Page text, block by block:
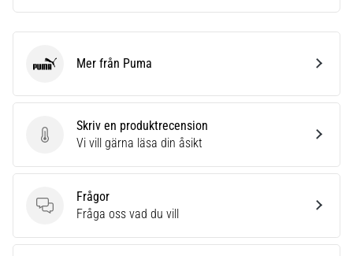
av.
Vad…
alla
artiklar
Skriv en produktrecension
Skriv en produktrecension
Vi vill gärna läsa din åsikt
Frågor
Frågor
Fråga oss vad du vill
Puma Mer från Puma